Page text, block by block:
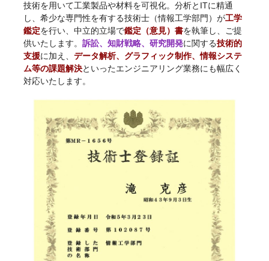
技術を用いて工業製品や材料を可視化。分析とITに精通
し、希少な専門性を有する技術士（情報工学部門）が工学
鑑定を行い、中立的立場で鑑定（意見）書を執筆し、ご提
供いたします。 訴訟、知財戦略、研究開発に関する技術的
支援に加え、 データ解析、グラフィック制作、情報システ
ム等の課題解決といったエンジニアリング業務にも幅広く
対応いたします。